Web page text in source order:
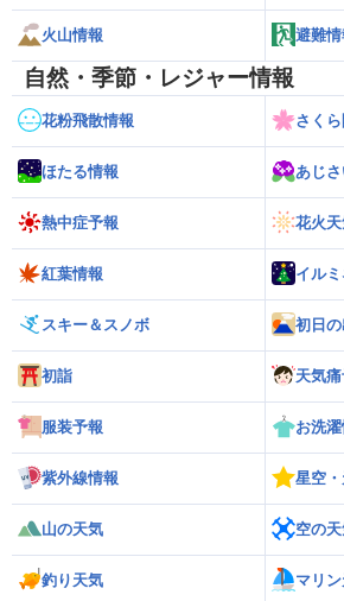
火山情報 避難情
自然・季節・レジャー情報
花粉飛散情報 さく
ほたる情報 あじ
熱中症予報 花火
紅葉情報 イル
スキー＆スノボ 初日の
初詣 天気
服装予報 お洗
紫外線情報 星空
山の天気 空の
釣り天気 マリ